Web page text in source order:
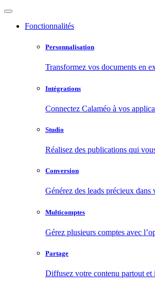
Fonctionnalités
Personnalisation
Transformez vos documents en
Intégrations
Connectez Calaméo à vos
Studio
Réalisez des publications qui
Conversion
Générez des leads précieux dans
Multicomptes
Gérez plusieurs comptes avec
Partage
Diffusez votre contenu partout et